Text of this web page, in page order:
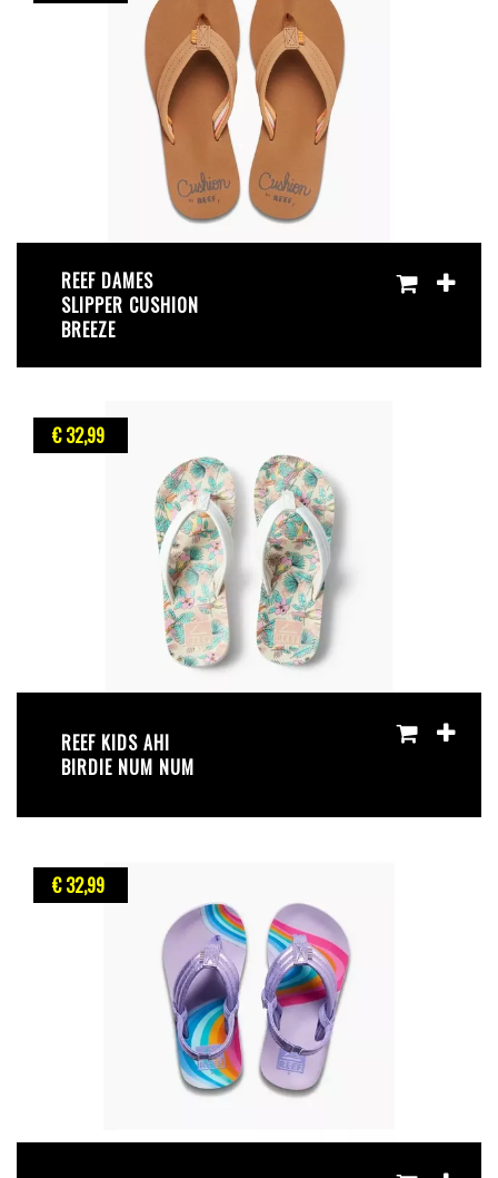
REEF DAMES
SLIPPER CUSHION
BREEZE
€ 32,99
REEF KIDS AHI
BIRDIE NUM NUM
€ 32,99